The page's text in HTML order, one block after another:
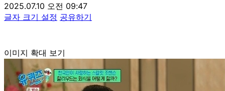
2025.07.10 오전 09:47
글자 크기 설정 공유하기
이미지 확대 보기